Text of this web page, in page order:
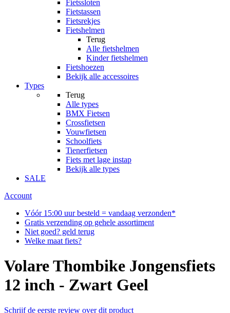
Fietssloten
Fietstassen
Fietsrekjes
Fietshelmen
Terug
Alle fietshelmen
Kinder fietshelmen
Fietshoezen
Bekijk alle accessoires
Types
Terug
Alle types
BMX Fietsen
Crossfietsen
Vouwfietsen
Schoolfiets
Tienerfietsen
Fiets met lage instap
Bekijk alle types
SALE
Account
Vóór 15:00 uur besteld = vandaag verzonden*
Gratis verzending op gehele assortiment
Niet goed? geld terug
Welke maat fiets?
Volare Thombike Jongensfiets
12 inch - Zwart Geel
Schrijf de eerste review over dit product